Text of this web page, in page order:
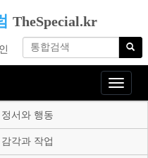
TheSpecial.kr
Toggle
정서와 행동
감각과 작업